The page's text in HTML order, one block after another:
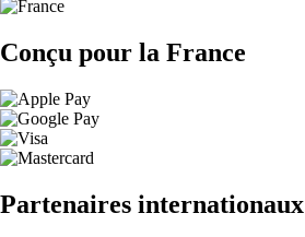
Conçu pour la France
Partenaires internationaux